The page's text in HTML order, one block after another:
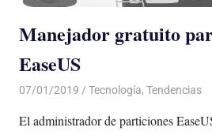
Manejador gratuito
EaseUS
07/01/2019 De todo un Poco
Tecnología, Tendencias
El administrador de particiones